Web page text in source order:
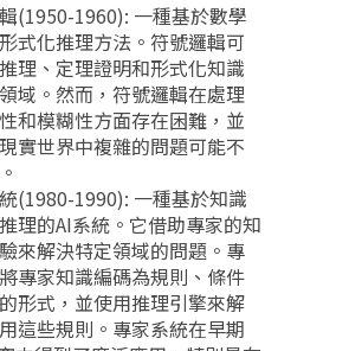
(1950-1960): 一種基於數學
式化推理方法。符號邏輯可
理、定理證明和形式化知識
域。然而，符號邏輯在處理
和模糊性方面存在困難，並
實世界中複雜的問題可能不
(1980-1990): 一種基於知識
理的AI系統。它借助專家的知
來解決特定領域的問題。專
專家知識編碼為規則、條件
形式，並使用推理引擎來解
這些規則。專家系統在早期